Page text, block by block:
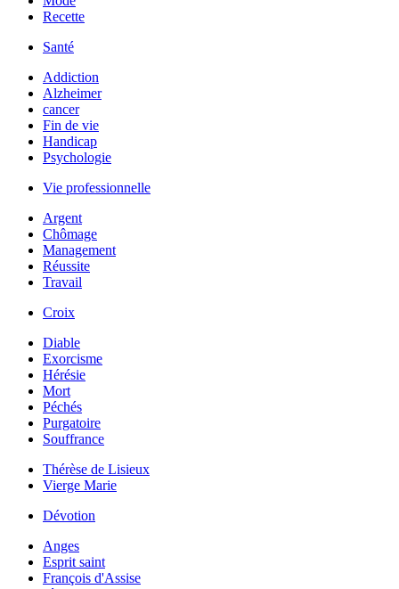
Recette
Santé
Addiction
Alzheimer
cancer
Fin de vie
Handicap
Psychologie
Vie professionnelle
Argent
Chômage
Management
Réussite
Travail
Croix
Diable
Exorcisme
Hérésie
Mort
Péchés
Purgatoire
Souffrance
Thérèse de Lisieux
Vierge Marie
Dévotion
Anges
Esprit saint
François d'Assise